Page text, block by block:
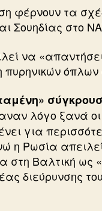
φέρνουν τα
Σουηδίας στο
να
όπλων
λόγο ξανά
για
η Ρωσία
στη Βαλτική ως
διεύρυνσης